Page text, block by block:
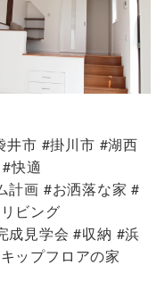
井市 #掛川市 #湖西
快適
計画 #お洒落な家 #
ビング
成見学会 #収納 #浜
ップフロアの家